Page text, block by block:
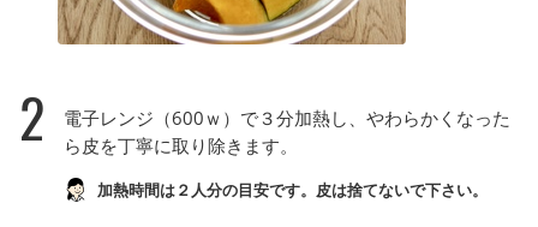
2
電子レンジ（600ｗ）で３分加熱し、やわらかくなった
ら皮を丁寧に取り除きます。
加熱時間は２人分の目安です。皮は捨てないで下さい。